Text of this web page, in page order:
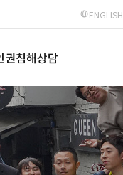
ENGLISH
권침해상담